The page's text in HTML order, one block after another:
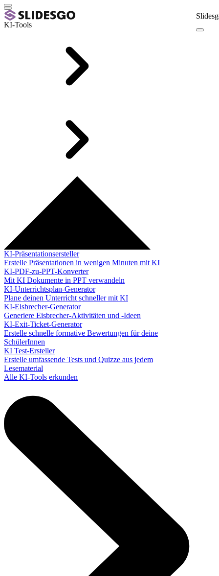
KI-Tools
KI-Präsentationsersteller
Erstelle Präsentationen in wenigen Minuten mit KI
KI-PDF-zu-PPT-Konverter
Mit KI Dokumente in PPT verwandeln
KI-Unterrichtsplan-Generator
Plane deinen Unterricht schneller mit KI
KI-Eisbrecher-Generator
Generiere Eisbrecher-Aktivitäten und -Ideen
KI-Exit-Ticket-Generator
Erstelle schnelle formative Bewertungen für deine
SchülerInnen
KI Test-Ersteller
Erstelle umfassende Tests und Quizze aus jedem
Lesematerial
Alle KI-Tools erkunden